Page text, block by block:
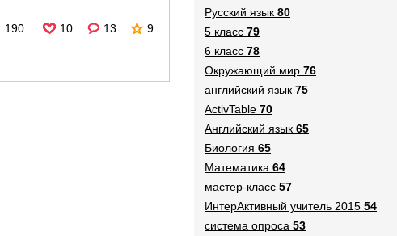
190 10 13 9
Русский язык 80
5 класс 79
6 класс 78
Окружающий мир 76
английский язык 75
ActivTable 70
Английский язык 65
Биология 65
Математика 64
мастер-класс 57
ИнтерАктивный учитель 2015 54
система опроса 53